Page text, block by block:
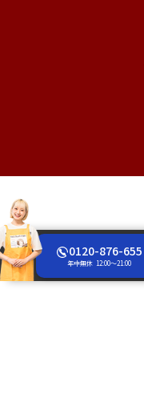
0120-876-655
12:00～21:00
年中無休